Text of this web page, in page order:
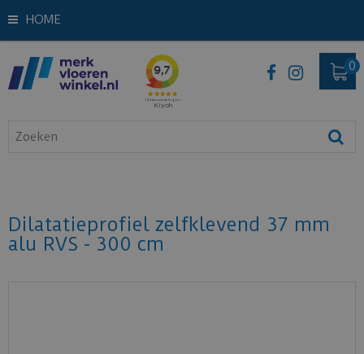
HOME
Dilatatieprofiel zelfklevend 37 mm
alu RVS - 300 cm